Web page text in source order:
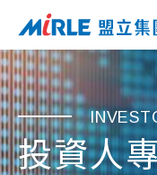
投資人